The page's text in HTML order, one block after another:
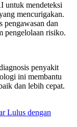
untuk mendeteksi
mencurigakan.
pengawasan dan
pengelolaan risiko.
penyakit
ini membantu
dan lebih cepat.
Lulus dengan